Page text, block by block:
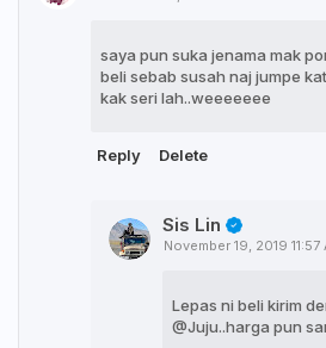
saya pun suka jenama mak
beli sebab susah naj jumpe
kak seri lah..weeeeeee
Reply Delete
Sis Lin
November 19, 2019 11:57
Lepas ni beli kirim
@Juju..harga pun